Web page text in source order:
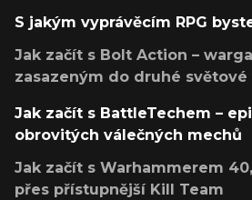
S jakým vyprávěcím RPG
Jak začít s Bolt Action –
zasazeným do druhé světové
Jak začít s BattleTechem –
obrovitých válečných mechů
Jak začít s Warhammerem
přes přístupnější Kill Team